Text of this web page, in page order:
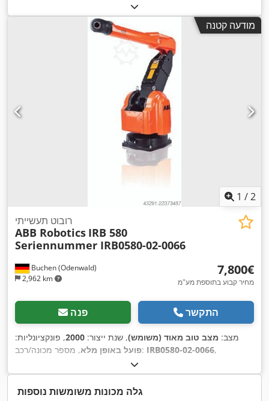
מודעה קטנה
1 /2
Buchen (Odenwald)
2,962 km
רובוט תעשייתי
ABB Robotics IRB 580
Seriennummer IRB0580-02-0066
‏7,800 ‏€
מחיר קבוע בתוספת מע"מ
פנה התקשר
מצב: מצב טוב מאוד (משומש), שנת ייצור: 2000, פונקציונליות:
פועל באופן מלא, מספר מכונה/רכב: IRB0580-02-0066,
גלה מכונות משומשות נוספות